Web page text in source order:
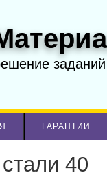
ГАРАНТИИ
40